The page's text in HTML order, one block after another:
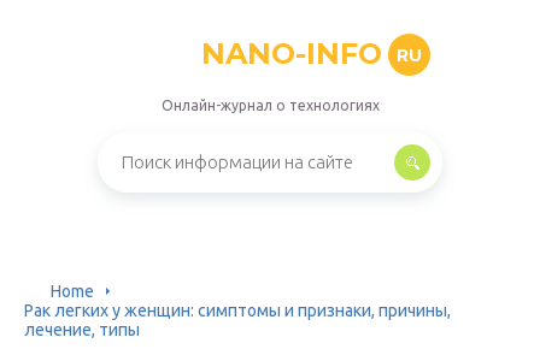
NANO-INFO RU
Онлайн-журнал о технологиях
Home
Рак легких у женщин: симптомы и признаки, причины,
лечение, типы